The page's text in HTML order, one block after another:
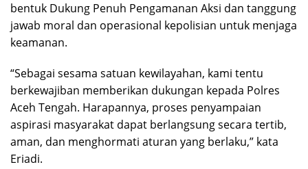
bentuk Dukung Penuh Pengamanan Aksi dan tanggung
jawab moral dan operasional kepolisian untuk menjaga
keamanan.
“Sebagai sesama satuan kewilayahan, kami tentu
berkewajiban memberikan dukungan kepada Polres
Aceh Tengah. Harapannya, proses penyampaian
aspirasi masyarakat dapat berlangsung secara tertib,
aman, dan menghormati aturan yang berlaku,” kata
Eriadi.